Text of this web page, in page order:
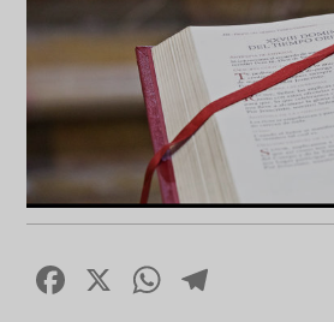
Facebook
X WhatsApp